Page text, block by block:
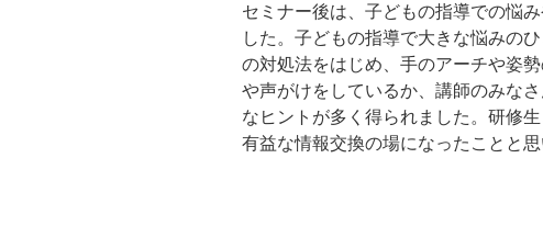
セミナー後は、子どもの指導での悩
した。子どもの指導で大きな悩みの
の対処法をはじめ、手のアーチや姿
や声がけをしているか、講師のみな
なヒントが多く得られました。研修
有益な情報交換の場になったことと思